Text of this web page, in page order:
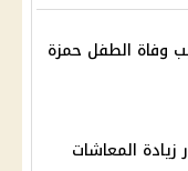
وفاة الطفل حمزة
المعاشات